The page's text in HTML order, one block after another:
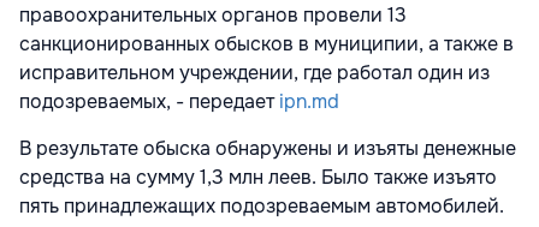
правоохранительных органов провели 13
санкционированных обысков в муниципии, а также в
исправительном учреждении, где работал один из
подозреваемых, - передаетipn.md
В результате обыска обнаружены и изъяты денежные
средства на сумму 1,3 млн леев. Было также изъято
пять принадлежащих подозреваемым автомобилей.